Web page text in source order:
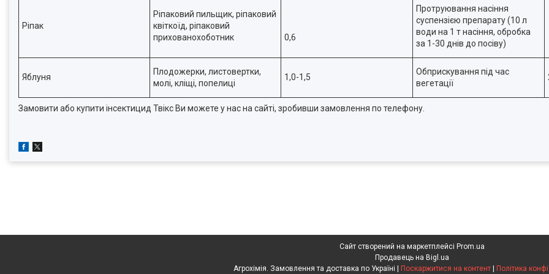
Ріпак
Ріпаковий пильщик, ріпаковий
квіткоїд, ріпаковий
прихованохоботник
0,6
Протруювання насіння
суспензією препарату (10 л
води на 1 т насіння, обробка
за 1-30 днів до посіву)
Яблуня
Плодожерки, листовертки,
молі, кліщі, попелиці
1,0-1,5
Обприскування під час
вегетації
Замовити або купити інсектицид Твікс Ви можете у нас на сайті, зробивши замовлення по телефону.
Сайт створений на маркетплейсі Prom.ua
Продавець на Bigl.ua
Поскаржитися на контент Політика